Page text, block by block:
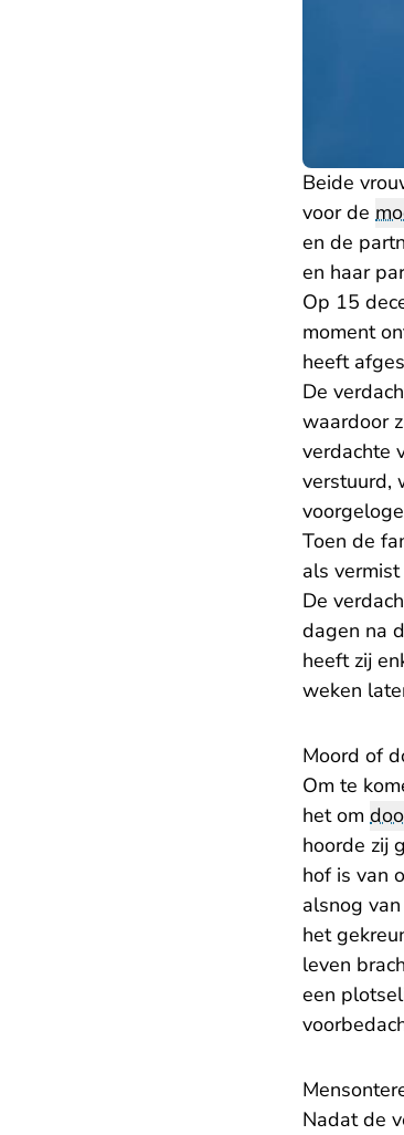
Beide
voor de
en de
en haar
Op 15
moment
heeft
De
waardoor
verdachte
verstuurd,
Toen de
als
De
dagen na
heeft zij
weken
Moord of
Om te
het om
hoorde zij
hof is van
alsnog
het
leven
een
Nadat de